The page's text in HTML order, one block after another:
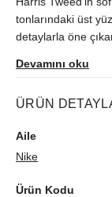
tonlarındaki üst
detaylarla öne
özel kalıp, günlük
sneaker
Devamını oku
ÜRÜN
Aile
Nike
Ürün Kodu